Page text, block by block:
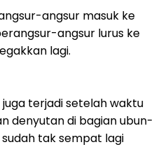
angsur masuk ke
angsur lurus ke
lagi.
terjadi setelah waktu
denyutan di bagian ubun-
tak sempat lagi